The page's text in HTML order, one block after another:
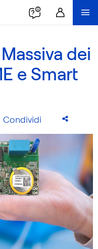
dei
e Smart
Condividi